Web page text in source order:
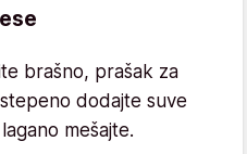
brašno, prašak za
dodajte suve
mešajte.